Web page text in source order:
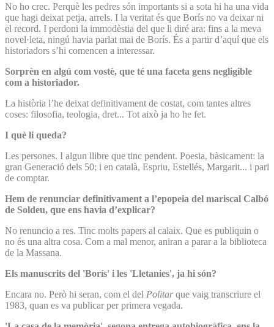
No ho crec. Perquè les pedres són importants si a sota hi ha una vida
que hagi deixat petja, arrels. I la veritat és que Borís no va deixar ni
el record. I perdoni la immodèstia del que li diré ara: fins a la meva
novel·leta, ningú havia parlat mai de Borís. És a partir d’aquí que els
historiadors s’hi comencen a interessar.
Sorprèn en algú com vostè, que té una faceta gens negligible
com a historiador.
La història l’he deixat definitivament de costat, com tantes altres
coses: filosofia, teologia, dret... Tot això ja ho he fet.
I què li queda?
Les persones. I algun llibre que tinc pendent. Poesia, bàsicament: la
gran Generació dels 50; i en català, Espriu, Estellés, Margarit... i pari
de comptar.
Hem de renunciar definitivament a l’epopeia del mariscal Calbó
de Soldeu, que ens havia d’explicar?
No renuncio a res. Tinc molts papers al calaix. Que es publiquin o
no és una altra cosa. Com a mal menor, aniran a parar a la biblioteca
de la Massana.
Els manuscrits del 'Borís' i les 'Lletanies', ja hi són?
Encara no. Però hi seran, com el del Politarque vaig transcriure el
1983, quan es va publicar per primera vegada.